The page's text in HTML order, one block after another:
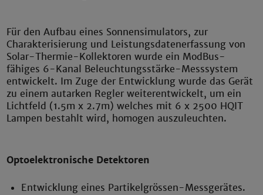
Für den Aufbau eines Sonnensimulators, zur
Charakterisierung und Leistungsdatenerfassung von
Solar-Thermie-Kollektoren wurde ein ModBus-
fähiges 6-Kanal Beleuchtungsstärke-Messsystem
entwickelt. Im Zuge der Entwicklung wurde das Gerät
zu einem autarken Regler weiterentwickelt, um ein
Lichtfeld (1.5m x 2.7m) welches mit 6 x 2500 HQIT
Lampen bestahlt wird, homogen auszuleuchten.
Optoelektronische Detektoren
Entwicklung eines Partikelgrössen-Messgerätes.